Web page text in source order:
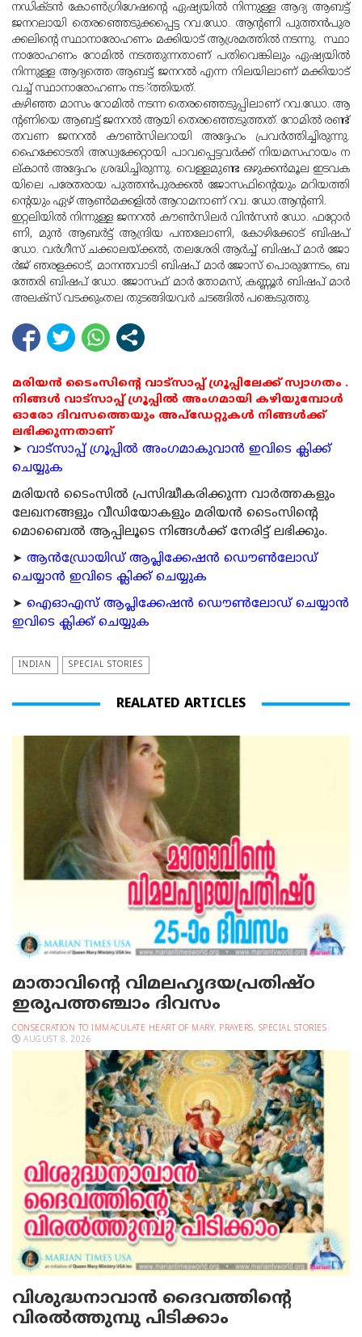
ന​​​ഡി​​​ക്ട​​​ൻ കോ​​​ണ്‍​ഗ്രി​​​ഗേ​​​ഷ​​​ന്‍റെ ഏ​​​ഷ്യ​​​യി​​​ൽ നി​​​ന്നു​​​ള്ള ആ​​​ദ്യ ആ​​​ബ​​​ട്ട്
ജ​​​ന​​​റ​​​ലാ​​​യി തെ​​​ര​​​ഞ്ഞെ​​​ടു​​​ക്ക​​​പ്പെ​​​ട്ട റ​​​വ.​​​ഡോ.​ ആ​​​ന്‍റ​​​ണി പു​​​ത്ത​​​ൻ​​​പു​​​ര​​​
ക്ക​​​ലി​​​ന്‍റെ സ്ഥാ​​​നാ​​​രോ​​​ഹ​​​ണം മ​​​ക്കി​​​യാ​​​ട് ആ​​​ശ്ര​​​മ​​​ത്തി​​​ൽ നടന്നു. സ്ഥാ​​​
നാ​​​രോ​​​ഹ​​​ണം റോ​​​മി​​​ൽ ന​​​ട​​​ത്തു​​​ന്ന​​​താ​​​ണ് പ​​​തി​​​വെ​​​ങ്കി​​​ലും ഏ​​​ഷ്യ​​​യി​​​ൽ
നി​​​ന്നു​​​ള്ള ആ​​​ദ്യ​​​ത്തെ ആ​​​ബ​​​ട്ട് ജ​​​ന​​​റ​​​ൽ എ​​​ന്ന നി​​​ല​​​യി​​​ലാ​​​ണ് മ​​​ക്കി​​​യാ​​​ട്
വ​​​ച്ച് സ്ഥാ​​​നാ​​​രോ​​​ഹ​​​ണം ന​​​ട​​​്ത്തിയത്‌.
ക​​​ഴി​​​ഞ്ഞ മാ​​​സം റോ​​​മി​​​ൽ ന​​​ട​​​ന്ന തെ​​​ര​​​ഞ്ഞെ​​​ടു​​​പ്പി​​​ലാ​​​ണ് റ​​വ.​​ഡോ. ആ​​​
ന്‍റ​​​ണി​​​യെ ആ​​​ബ​​​ട്ട് ജ​​​ന​​​റ​​​ൽ ആ​​​യി തെ​​​ര​​​ഞ്ഞെ​​​ടു​​​ത്ത​​​ത്. റോ​​​മി​​​ൽ ര​​​ണ്ട്
ത​​​വ​​​ണ ജ​​​ന​​​റ​​​ൽ കൗ​​​ണ്‍​സി​​​ല​​​റാ​​​യി അ​​ദ്ദേ​​ഹം പ്ര​​​വ​​​ർ​​​ത്തി​​​ച്ചി​​​രു​​​ന്നു.
ഹൈ​​​ക്കോ​​​ട​​​തി അ​​​ഡ്വ​​​ക്കേ​​​റ്റാ​​​യി പാ​​​വ​​​പ്പെ​​​ട്ട​​​വ​​​ർ​​​ക്ക് നി​​​യ​​​മ​​​സ​​​ഹാ​​​യം ന​​​
ല്‌​​​കാ​​​ൻ അ​​​ദ്ദേ​​​ഹം ശ്ര​​​ദ്ധി​​​ച്ചി​​​രു​​​ന്നു. വെ​​​ള്ള​​​മു​​​ണ്ട ഒ​​​ഴു​​​ക്ക​​​ൻ​​​മൂ​​​ല ഇ​​​ട​​​വ​​​ക​​​
യി​​​ലെ പ​​​രേ​​​ത​​​രാ​​​യ പു​​​ത്ത​​​ൻ​​​പു​​​ര​​​ക്ക​​​ൽ ജോ​​​സ​​​ഫി​​​ന്‍റെ​​​യും മ​​​റി​​​യ​​​ത്തി​​​
ന്‍റെ​​​യും ഏ​​​ഴ് ആ​​​ണ്‍​മ​​​ക്ക​​​ളി​​​ൽ ആ​​​റാ​​​മ​​​നാ​​​ണ് റ​​വ. ഡോ.​​​ആ​​​ന്‍റ​​​ണി.
ഇ​​​റ്റ​​​ലി​​​യി​​​ൽ നി​​​ന്നു​​​ള്ള ജ​​​ന​​​റ​​​ൽ കൗ​​​ണ്‍​സി​​​ല​​​ർ വി​​​ൻ​​​സ​​​ൻ ഡോ.​ ​​ഫ​​​റ്റോ​​​ർ​​​
ണി, മു​​​ൻ ആ​​​ബ​​​ർ​​​ട്ട് ആ​​​ന്ദ്രി​​​യ പ​​​ന്ത​​​ലോ​​​ണി, കോ​​​ഴി​​​ക്കോ​​​ട് ബി​​​ഷ​​​പ്
ഡോ. ​​വ​​​ർ​​​ഗീ​​​സ് ച​​​ക്കാ​​​ല​​​യ്ക്ക​​​ൽ, ത​​​ല​​​ശേ​​​രി ആ​​​ർ​​​ച്ച് ബി​​​ഷ​​​പ് മാ​​​ർ ജോ​​​
ർ​​​ജ് ഞ​​​ര​​​ള​​​ക്കാ​​​ട്, മാ​​​ന​​​ന്ത​​​വാ​​​ടി ബി​​​ഷ​​​പ് മാ​​​ർ ജോ​​​സ് പൊ​​​രു​​​ന്നേ​​​ടം, ബ​​​
ത്തേ​​​രി ബി​​​ഷ​​​പ് ഡോ. ​​ജോ​​​സ​​​ഫ് മാ​​​ർ തോ​​​മ​​​സ്, ക​​​ണ്ണൂ​​​ർ ബി​​​ഷ​​​പ് മാ​​​ർ
അ​​​ല​​​ക്സ് വ​​​ട​​​ക്കും​​​ത​​​ല തു​​​ട​​​ങ്ങി​​​യ​​​വ​​​ർ ചടങ്ങില്‍ പങ്കെടുത്തു.
മരിയൻ ടൈംസിന്റെ വാട്സാപ്പ് ഗ്രൂപ്പിലേക്ക് സ്വാഗതം .
നിങ്ങൾ വാട്സാപ്പ് ഗ്രൂപ്പിൽ അംഗമായി കഴിയുമ്പോൾ
ഓരോ ദിവസത്തെയും അപ്ഡേറ്റുകൾ നിങ്ങൾക്ക്
ലഭിക്കുന്നതാണ്
➤ വാട്സാപ്പ് ഗ്രൂപ്പിൽ അംഗമാകുവാൻ ഇവിടെ ക്ലിക്ക്
ചെയ്യുക
മരിയന്‍ ടൈംസില്‍ പ്രസിദ്ധീകരിക്കുന്ന വാര്‍ത്തകളും
ലേഖനങ്ങളും വീഡിയോകളും മരിയന്‍ ടൈംസിന്റെ
മൊബൈല്‍ ആപ്പിലൂടെ നിങ്ങള്‍ക്ക് നേരിട്ട് ലഭിക്കും.
➤ ആന്‍ഡ്രോയിഡ് ആപ്ലിക്കേഷന്‍ ഡൌണ്‍ലോഡ്
ചെയ്യാന്‍ ഇവിടെ ക്ലിക്ക് ചെയ്യുക
➤ ഐഓഎസ് ആപ്ലിക്കേഷന്‍ ഡൌണ്‍ലോഡ് ചെയ്യാന്‍
ഇവിടെ ക്ലിക്ക് ചെയ്യുക
INDIAN SPECIAL STORIES
REALATED ARTICLES
മാതാവിന്റെ വിമലഹൃദയപ്രതിഷ്ഠ
ഇരുപത്തഞ്ചാം ദിവസം
CONSECRATION TO IMMACULATE HEART OF MARY, PRAYERS, SPECIAL STORIES
AUGUST 8, 2026
വിശുദ്ധനാവാന്‍ ദൈവത്തിന്റെ
വിരല്‍ത്തുമ്പു പിടിക്കാം